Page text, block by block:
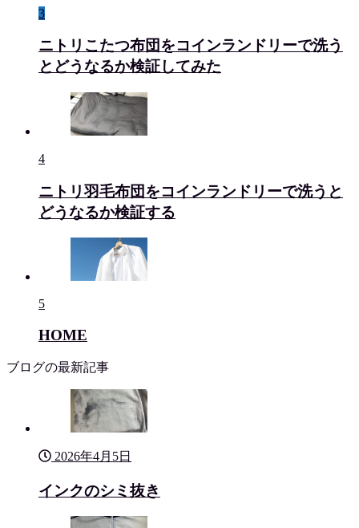
3
ニトリこたつ布団をコインランドリーで洗う
とどうなるか検証してみた
4
ニトリ羽毛布団をコインランドリーで洗うと
どうなるか検証する
5
HOME
ブログの最新記事
2026年4月5日
インクのシミ抜き